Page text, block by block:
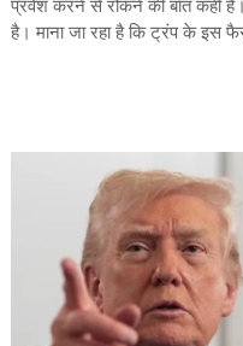
प्रवेश करने से रोकने की बात कही है।
है। माना जा रहा है कि ट्रंप के इस